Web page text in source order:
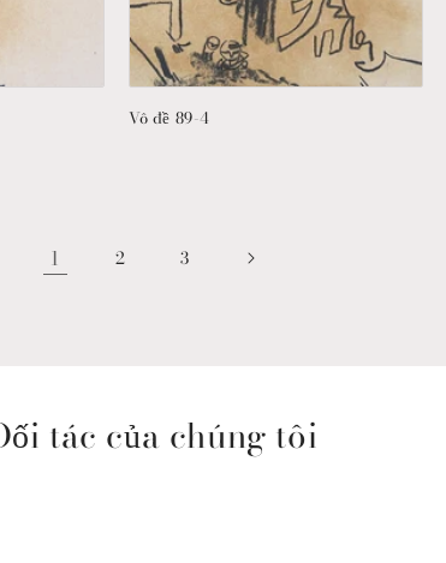
Vô đề 89-4
1 2 3
tác của chúng tôi